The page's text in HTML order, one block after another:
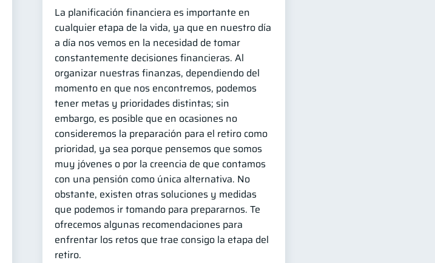
La planificación financiera es importante en
cualquier etapa de la vida, ya que en nuestro día
a día nos vemos en la necesidad de tomar
constantemente decisiones financieras. Al
organizar nuestras finanzas, dependiendo del
momento en que nos encontremos, podemos
tener metas y prioridades distintas; sin
embargo, es posible que en ocasiones no
consideremos la preparación para el retiro como
prioridad, ya sea porque pensemos que somos
muy jóvenes o por la creencia de que contamos
con una pensión como única alternativa. No
obstante, existen otras soluciones y medidas
que podemos ir tomando para prepararnos. Te
ofrecemos algunas recomendaciones para
enfrentar los retos que trae consigo la etapa del
retiro.